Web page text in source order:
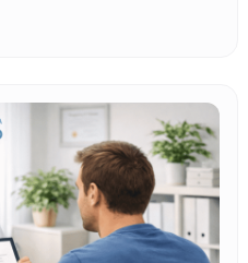
зависимости
вопросы:
кодировки хотя бы
Некоторые считают,
опасности —